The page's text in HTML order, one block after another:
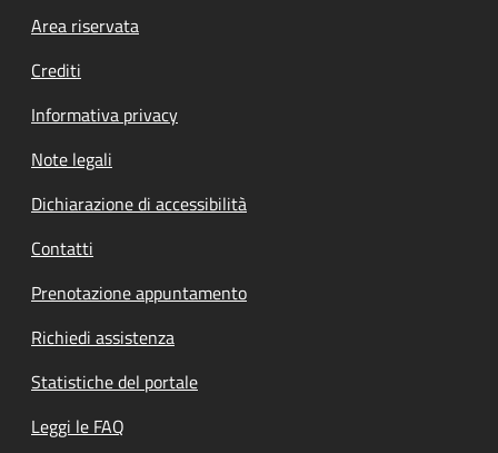
Footer menu
Area riservata
Crediti
Informativa privacy
Note legali
Dichiarazione di accessibilità
Contatti
Prenotazione appuntamento
Richiedi assistenza
Statistiche del portale
Leggi le FAQ